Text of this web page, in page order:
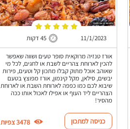
11/1/2023 45 דקות
אורז טנזיה מרוקאית סופר טעים ושווה שאפשר
להכין לארוחת צהריים לשבת או לחגים, לכל מי
שאוהב אוכל מתוק קבלו מתכון קל וטעים, פירות
יבשים, סילאן, מקל קינמון, אורז מפוצץ בטעם
שיבוא לכם כמו כפפה לארוחת השבת או לארוחת
הצהריים ליד העוף או אפילו לאכול אותו ככה
מהסיר!
כניסה למתכון 3478 צפיות